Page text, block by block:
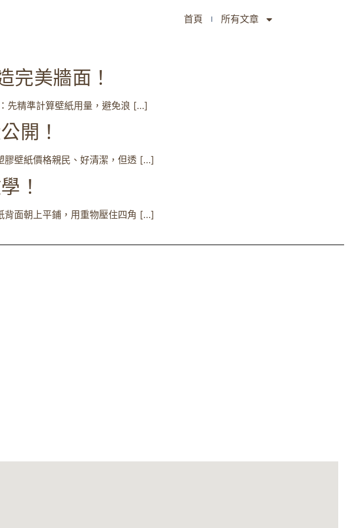
首頁 所有文章
完美牆面！
先精準計算壁紙用量，避免浪 […]
開！
膠壁紙價格親民、好清潔，但透 […]
！
背面朝上平鋪，用重物壓住四角 […]